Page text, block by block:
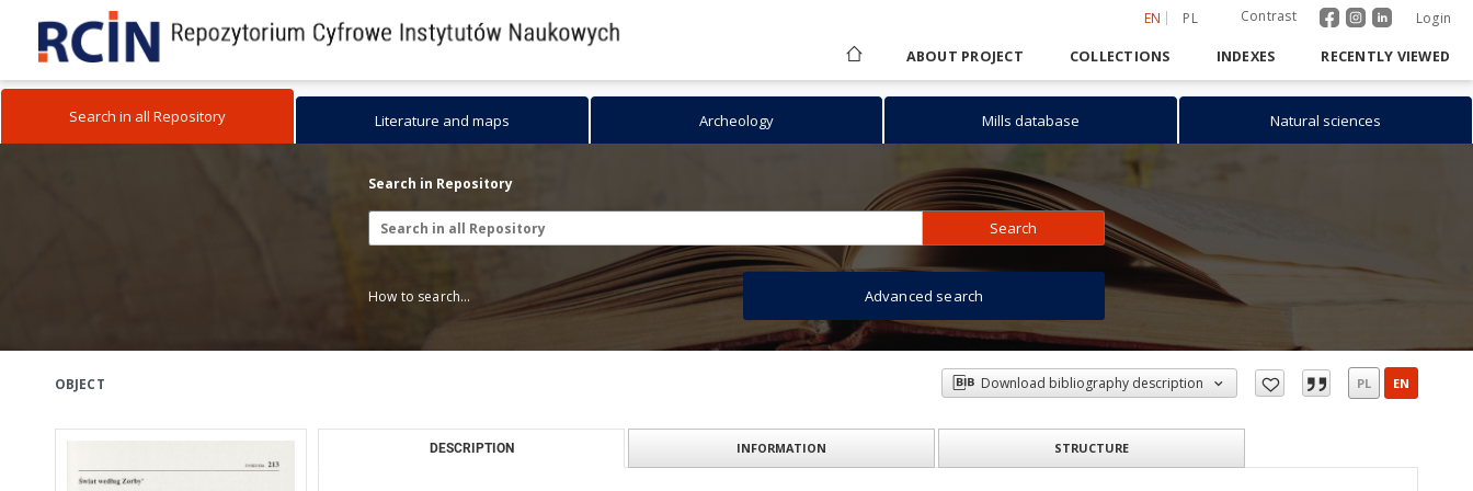
EN PL Contrast Login
ABOUT PROJECT COLLECTIONS INDEXES RECENTLY VIEWED
Search in all Repository Literature and maps Archeology Mills database Natural sciences
Search in Repository
Search
How to search... Advanced search
OBJECT Download bibliography description PL EN
DESCRIPTION INFORMATION STRUCTURE